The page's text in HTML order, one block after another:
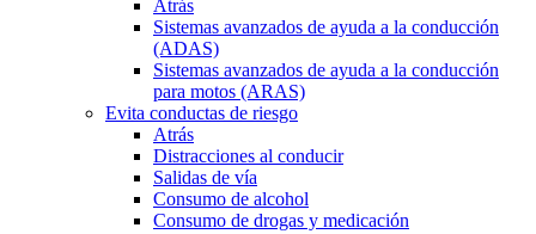
Atrás
Sistemas avanzados de ayuda a la conducción
(ADAS)
Sistemas avanzados de ayuda a la conducción
para motos (ARAS)
Evita conductas de riesgo
Atrás
Distracciones al conducir
Salidas de vía
Consumo de alcohol
Consumo de drogas y medicación